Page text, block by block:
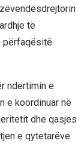
të
përfaqësitë
ndërtimin e
e koordinuar në
dhe qasjes
e qytetarëve